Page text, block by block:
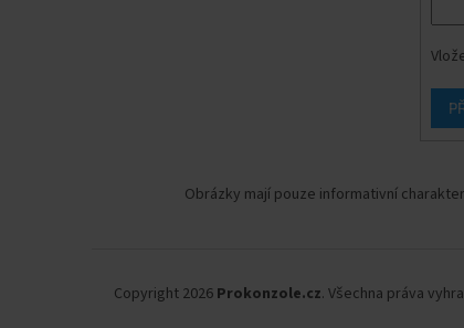
Obrázky mají pouze informativní
Copyright 2026 Prokonzole.cz. Všechna práva